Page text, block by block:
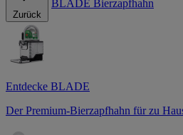
Zurück
BLADE Bierzapfhahn
Entdecke BLADE
Der Premium-Bierzapfhahn für zu